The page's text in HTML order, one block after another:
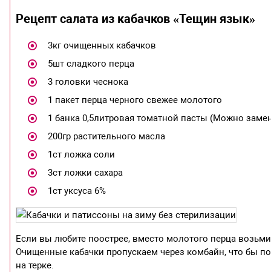
Рецепт салата из кабачков «Тещин язык»
3кг очищенных кабачков
5шт сладкого перца
3 головки чеснока
1 пакет перца черного свежее молотого
1 банка 0,5литровая томатной пасты (Можно
200гр растительного масла
1ст ложка соли
3ст ложки сахара
1ст уксуса 6%
Если вы любите поострее, вместо молотого перца
Очищенные кабачки пропускаем через комбайн, что бы
на терке.